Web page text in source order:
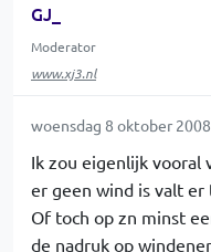
GJ_
Moderator
www.xj3.nl
woensdag 8 oktober
Ik zou eigenlijk vooral
er geen wind is valt er
Of toch op zn minst
de nadruk op